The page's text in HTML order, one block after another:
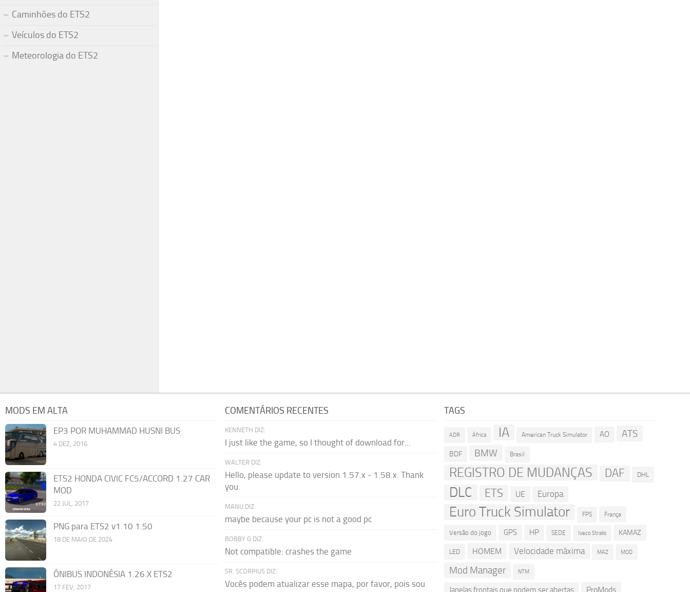
Caminhões do ETS2
Veículos do ETS2
Meteorologia do ETS2
MODS EM ALTA
EP3 POR MUHAMMAD HUSNI BUS
4 DEZ, 2016
ETS2 HONDA CIVIC FC5/ACCORD 1.27 CAR
MOD
22 JUL, 2017
PNG para ETS2 v1.10 1.50
18 DE MAIO DE 2024
ÔNIBUS INDONÉSIA 1.26.X ETS2
17 FEV, 2017
COMENTÁRIOS RECENTES
KENNETH DIZ:
I just like the game, so I thought of download for...
WALTER DIZ:
Hello, please update to version 1.57.x - 1.58.x. Thank
you.
MANU DIZ:
maybe because your pc is not a good pc
BOBBY G DIZ:
Not compatible: crashes the game
SR. SCORPIUS DIZ:
Vocês podem atualizar esse mapa, por favor, pois sou
TAGS
ADR África IA American Truck Simulator AO ATS
BDF BMW Brasil
REGISTRO DE MUDANÇAS DAF DHL
DLC ETS UE Europa
Euro Truck Simulator FPS França
Versão do jogo GPS HP SEDE Iveco Stralis KAMAZ
LED HOMEM Velocidade máxima MAZ MOD
Mod Manager NTM
Janelas frontais que podem ser abertas ProMods